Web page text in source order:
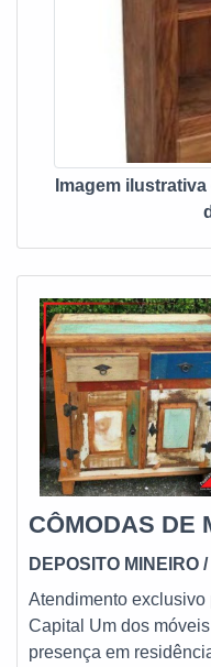
mais sobre a empresa,
preferir, entre em
solicite um orçamento!
Imagem
CÔMODAS DE
DEPOSITO MINEIRO /
Atendimento
Capital Um dos móveis mais comuns e aptos a marcar
presença em